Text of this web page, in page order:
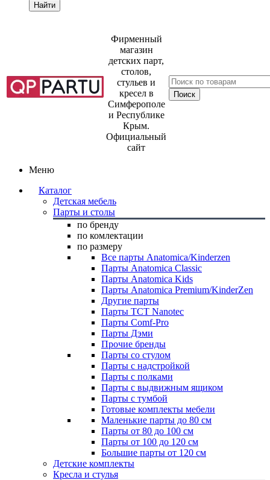
Найти
Фирменный
магазин
детских парт,
столов,
стульев и
кресел в
Симферополе
и Республике
Крым.
Официальный
сайт
Меню
Каталог
Детская мебель
Парты и столы
по бренду
по комлектации
по размеру
Все парты Anatomica/Kinderzen
Парты Anatomica Classic
Парты Anatomica Kids
Парты Anatomica Premium/KinderZen
Другие парты
Парты TCT Nanotec
Парты Comf-Pro
Парты Дэми
Прочие бренды
Парты со стулом
Парты с надстройкой
Парты с полками
Парты с выдвижным ящиком
Парты с тумбой
Готовые комплекты мебели
Маленькие парты до 80 см
Парты от 80 до 100 см
Парты от 100 до 120 см
Большие парты от 120 см
Детские комплекты
Кресла и стулья